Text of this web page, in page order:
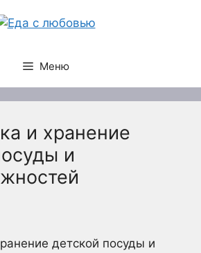
Меню
и хранение
и
детской посуды и